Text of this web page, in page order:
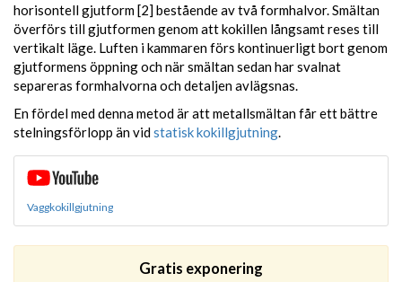
horisontell gjutform [2] bestående av två formhalvor. Smältan
överförs till gjutformen genom att kokillen långsamt reses till
vertikalt läge. Luften i kammaren förs kontinuerligt bort genom
gjutformens öppning och när smältan sedan har svalnat
separeras formhalvorna och detaljen avlägsnas.
En fördel med denna metod är att metallsmältan får ett bättre
stelningsförlopp än vidstatisk kokillgjutning.
Vaggkokillgjutning
Gratis exponering